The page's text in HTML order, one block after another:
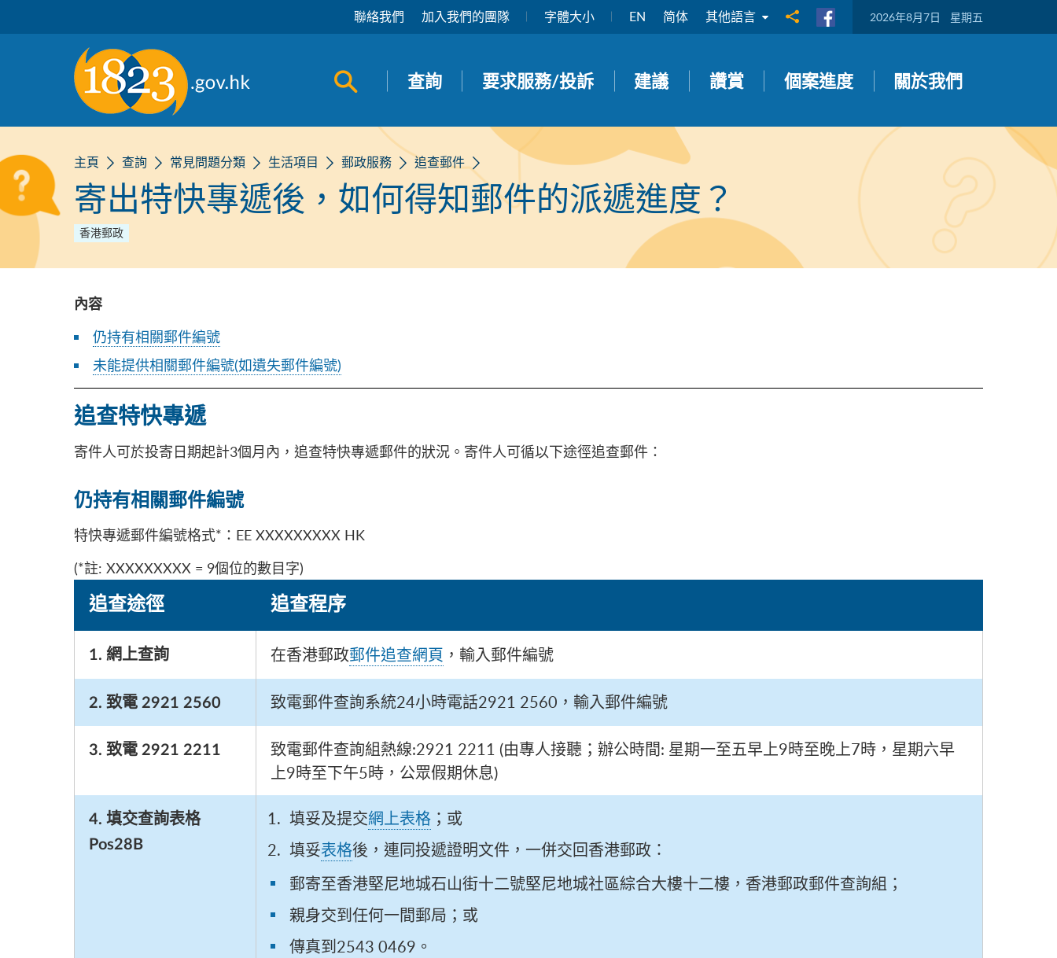
聯絡我們 加入我們的團隊 字體大小 EN 简体 其他語言 分享到 2026年8月7日 星期五
開啟搜尋面板
查詢 要求服務/投訴 建議 讚賞 個案進度 關於我們
主頁 查詢 常見問題分類 生活項目 郵政服務 追查郵件
寄出特快專遞後，如何得知郵件的派遞進度？
香港郵政
內容
仍持有相關郵件編號
未能提供相關郵件編號(如遺失郵件編號)
追查特快專遞
寄件人可於投寄日期起計3個月內，追查特快專遞郵件的狀況。寄件人可循以下途徑追查郵件：
仍持有相關郵件編號
特快專遞郵件編號格式*：EE XXXXXXXXX HK
(*註: XXXXXXXXX = 9個位的數目字)
追查途徑
追查程序
1. 網上查詢 在香港郵政郵件追查網頁 ，輸入郵件編號
2. 致電 2921 2560 致電郵件查詢系統24小時電話2921 2560，輸入郵件編號
3. 致電 2921 2211
致電郵件查詢組熱線:2921 2211 (由專人接聽；辦公時間: 星期一至五早上9時至晚上7時，星期六早
上9時至下午5時，公眾假期休息)
4. 填交查詢表格
Pos28B
填妥及提交網上表格 ；或
填妥表格後，連同投遞證明文件，一併交回香港郵政：
郵寄至香港堅尼地城石山街十二號堅尼地城社區綜合大樓十二樓，香港郵政郵件查詢組；
親身交到任何一間郵局；或
傳真到2543 0469。